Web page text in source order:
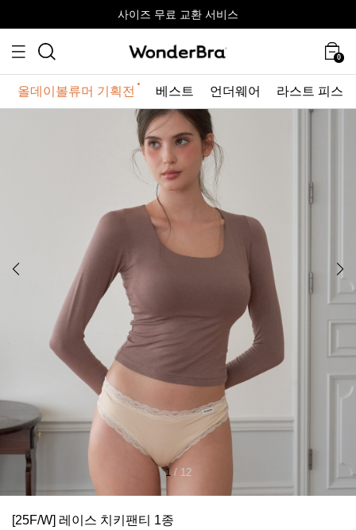
사이즈 무료 교환 서비스
올데이볼류머 기획전최대 10% 할인 쿠폰 + 사은품 증정
사이즈 무료 교환 서비스
올데이볼류머 기획전
0
올데이볼류머 기획전 베스트 언더웨어 라스트 피스
1/ 12
[25F/W] 레이스 치키팬티 1종